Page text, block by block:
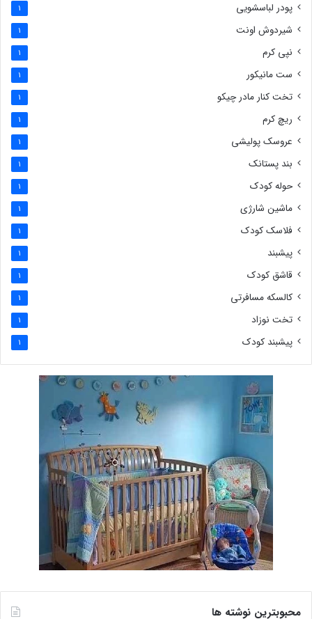
پودر لباسشویی 1
شیردوش اونت 1
نپی کرم 1
ست مانیکور 1
تخت کنار مادر چیکو 1
ریچ کرم 1
عروسک پولیشی 1
بند پستانک 1
حوله کودک 1
ماشین شارژی 1
فلاسک کودک 1
پیشبند 1
قاشق کودک 1
کالسکه مسافرتی 1
تخت نوزاد 1
پیشبند کودک 1
محبوبترین نوشته ها